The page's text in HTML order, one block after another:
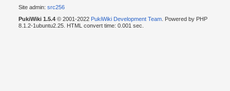
Site admin: src256
PukiWiki 1.5.4© 2001-2022 PukiWiki Development Team. Powered by PHP
8.1.2-1ubuntu2.25. HTML convert time: 0.001 sec.